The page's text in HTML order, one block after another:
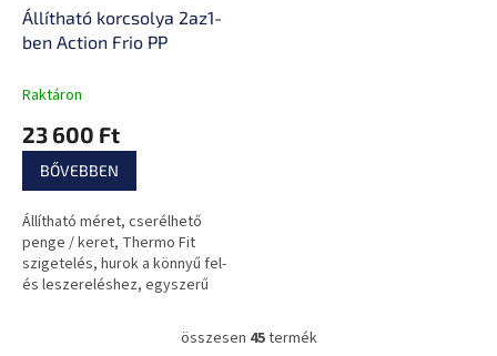
Állítható korcsolya 2az1-
ben Action Frio PP
Raktáron
23 600 Ft
BŐVEBBEN
Állítható méret, cserélhető
penge / keret, Thermo Fit
szigetelés, hurok a könnyű fel-
és leszereléshez, egyszerű
L
összesen 45termék